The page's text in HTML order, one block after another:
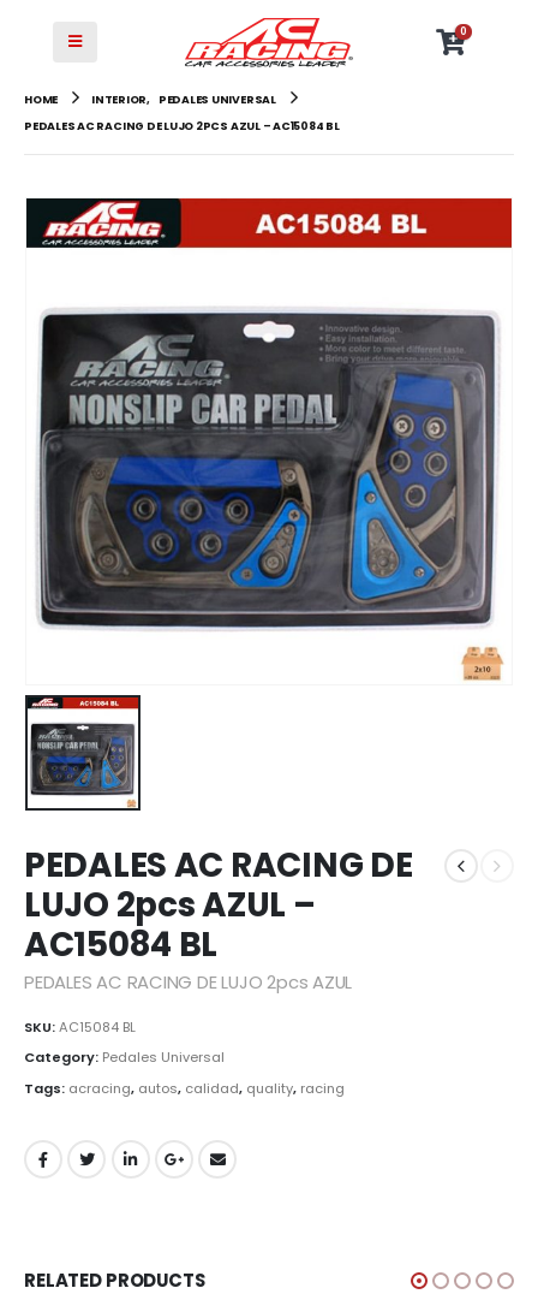
0
HOME INTERIOR,
PEDALES UNIVERSAL
PEDALES AC RACING DE LUJO 2PCS AZUL – AC15084 BL
PEDALES AC RACING DE
LUJO 2pcs AZUL –
AC15084 BL
PEDALES AC RACING DE LUJO 2pcs AZUL
SKU:AC15084 BL
Category: Pedales Universal
Tags: acracing, autos, calidad, quality, racing
RELATED PRODUCTS